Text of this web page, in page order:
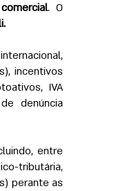
. O
incentivos
IVA
denúncia
entre
tributária,
perante as